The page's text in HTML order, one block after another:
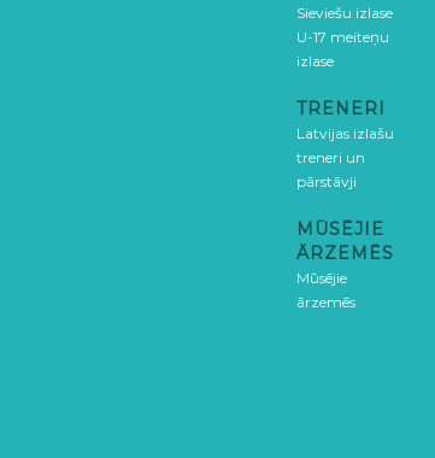
Sieviešu izlase
U-17 meiteņu
izlase
TRENERI
Latvijas izlašu
treneri un
pārstāvji
MŪSĒJIE
ĀRZEMĒS
Mūsējie
ārzemēs